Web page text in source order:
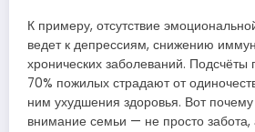
К примеру, отсутствие
ведет к депрессиям, снижению
хронических заболеваний. Подсчёты
70% пожилых страдают от
ним ухудшения здоровья. Вот
внимание семьи — не просто